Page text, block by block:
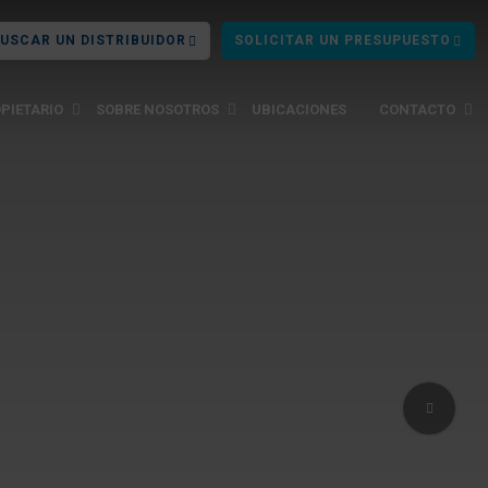
UN DISTRIBUIDOR SOLICITAR UN PRESUPUESTO
SOBRE NOSOTROS UBICACIONES CONTACTO